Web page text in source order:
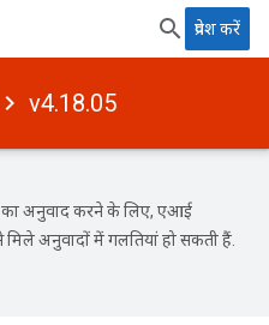
प्रवेश करें
v4.18.05
का अनुवाद करने के लिए, एआई
अनुवादों में गलतियां हो सकती हैं.